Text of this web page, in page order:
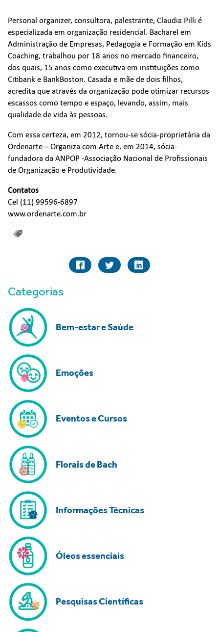
Personal organizer, consultora, palestrante, Claudia Pilli é
especializada em organização residencial. Bacharel em
Administração de Empresas, Pedagogia e Formação em Kids
Coaching, trabalhou por 18 anos no mercado financeiro,
dos quais, 15 anos como executiva em instituições como
Citibank e BankBoston. Casada e mãe de dois filhos,
acredita que através da organização pode otimizar recursos
escassos como tempo e espaço, levando, assim, mais
qualidade de vida às pessoas.
Com essa certeza, em 2012, tornou-se sócia-proprietária da
Ordenarte – Organiza com Arte e, em 2014, sócia-
fundadora da ANPOP -Associação Nacional de Profissionais
de Organização e Produtividade.
Contatos
Cel (11) 99596-6897
www.ordenarte.com.br
Categorias
Bem-estar e Saúde
Emoções
Eventos e Cursos
Florais de Bach
Informações Técnicas
Óleos essenciais
Pesquisas Científicas